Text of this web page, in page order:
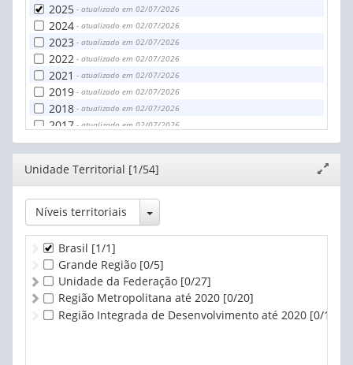
2025 - atualizado em 02/07/2026
2024 - atualizado em 02/07/2026
2023 - atualizado em 02/07/2026
2022 - atualizado em 02/07/2026
2021 - atualizado em 02/07/2026
2019 - atualizado em 02/07/2026
2018 - atualizado em 02/07/2026
2017 - atualizado em 02/07/2026
2016- atualizado em 02/07/2026
Editor
janela
Unidade Territorial [1/54]
Níveis territoriais Toggle Dropdown
Brasil [1/1]
Grande Região [0/5]
Unidade da Federação [0/27]
Região Metropolitana até 2020 [0/20]
Região Integrada de Desenvolvimento até 2020 [0/1]